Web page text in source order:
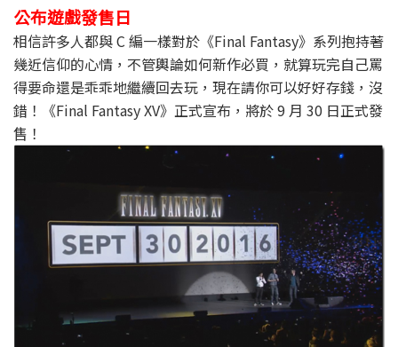
公布遊戲發售日
相信許多人都與 C 編一樣對於《Final Fantasy》系列抱持著
幾近信仰的心情，不管輿論如何新作必買，就算玩完自己罵
得要命還是乖乖地繼續回去玩，現在請你可以好好存錢，沒
錯！《Final Fantasy XV》正式宣布，將於 9 月 30 日正式發
售！